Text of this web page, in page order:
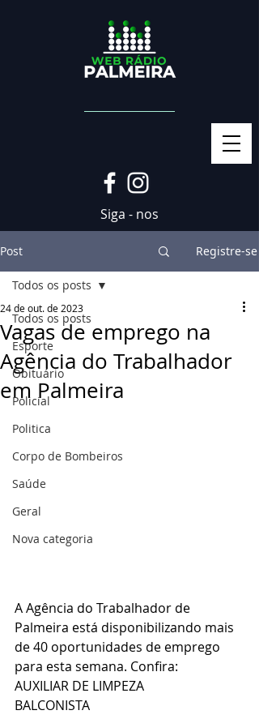
Siga - nos
Post Registre-se
Todos os posts
Esporte
Obituário
Policial
Politica
Corpo de Bombeiros
Saúde
Geral
Nova categoria
Todos os posts
Vagas de emprego na
Agência do Trabalhador
em Palmeira
24 de out. de 2023
A Agência do Trabalhador de
Palmeira está disponibilizando mais
de 40 oportunidades de emprego
para esta semana. Confira:
AUXILIAR DE LIMPEZA
BALCONISTA